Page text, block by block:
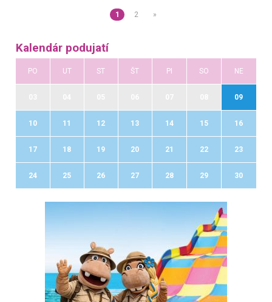
1 2 »
Kalendár podujatí
PO UT ST ŠT PI SO NE
09
10 11 12 13 14 15 16
17 18 19 20 21 22 23
24 25 26 27 28 29 30